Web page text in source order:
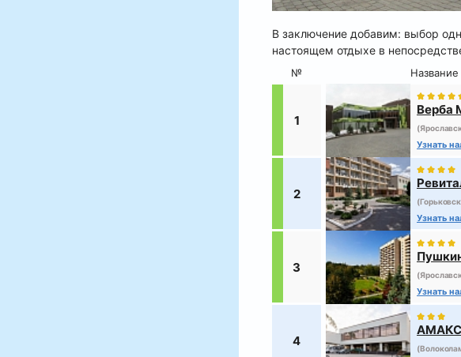
В заключение добавим: выбор
настоящем отдыхе в
№ Название
1
Верба
Узнать
2
Узнать
3
Узнать
4
АМАКС